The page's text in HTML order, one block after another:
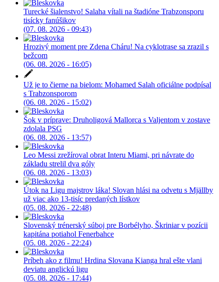
Turecké šialenstvo! Salaha vítali na štadióne Trabzonsporu
tisícky fanúšikov
(07. 08. 2026 - 09:43)
Hrozivý moment pre Zdena Cháru! Na cyklotrase sa zrazil s
bežcom
(06. 08. 2026 - 16:05)
Už je to čierne na bielom: Mohamed Salah oficiálne podpísal
s Trabzonsporom
(06. 08. 2026 - 15:02)
Šok v príprave: Druholigová Mallorca s Valjentom v zostave
zdolala PSG
(06. 08. 2026 - 13:57)
Leo Messi zrežíroval obrat Interu Miami, pri návrate do
základu strelil dva góly
(06. 08. 2026 - 13:03)
Útok na Ligu majstrov láka! Slovan hlási na odvetu s Mjällby
už viac ako 13-tisíc predaných lístkov
(05. 08. 2026 - 22:48)
Slovenský trénerský súboj pre Borbélyho, Škriniar v pozícii
kapitána potiahol Fenerbahce
(05. 08. 2026 - 22:24)
Príbeh ako z filmu! Hrdina Slovana Kianga hral ešte vlani
deviatu anglickú ligu
(05. 08. 2026 - 17:44)